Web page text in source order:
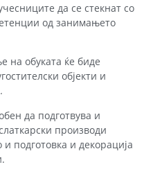
да се стекнат со
од занимањето
на обуката ќе биде
објекти и
да подготвува и
производи
подготовка и декорација